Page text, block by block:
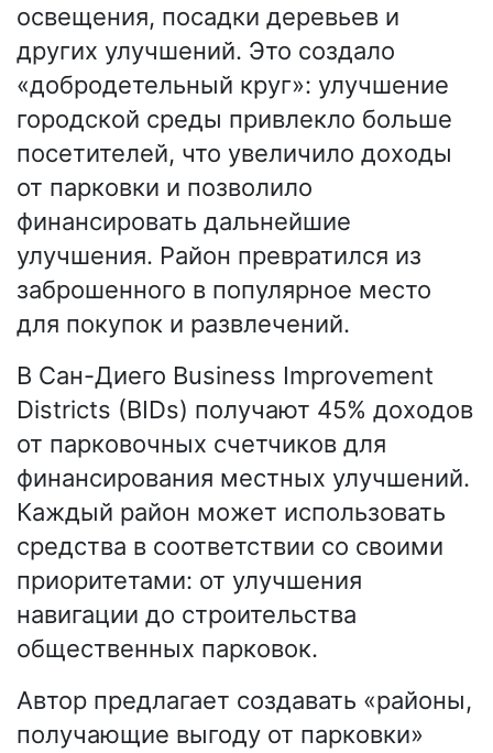
освещения, посадки деревьев и
других улучшений. Это создало
«добродетельный круг»: улучшение
городской среды привлекло больше
посетителей, что увеличило доходы
от парковки и позволило
финансировать дальнейшие
улучшения. Район превратился из
заброшенного в популярное место
для покупок и развлечений.
В Сан-Диего Business Improvement
Districts (BIDs) получают 45% доходов
от парковочных счетчиков для
финансирования местных улучшений.
Каждый район может использовать
средства в соответствии со своими
приоритетами: от улучшения
навигации до строительства
общественных парковок.
Автор предлагает создавать «районы,
получающие выгоду от парковки»